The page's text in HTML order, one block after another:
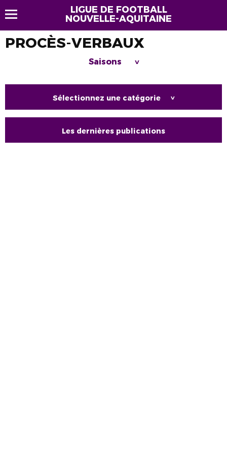
LIGUE DE FOOTBALL
NOUVELLE-AQUITAINE
PROCÈS-VERBAUX
Saisons >
Sélectionnez une catégorie >
Les dernières publications